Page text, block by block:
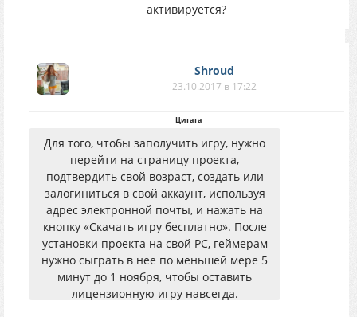
активируется?
Shroud
23.10.2017 в 17:22
Цитата
Для того, чтобы заполучить игру, нужно
перейти на страницу проекта,
подтвердить свой возраст, создать или
залогиниться в свой аккаунт, используя
адрес электронной почты, и нажать на
кнопку «Скачать игру бесплатно». После
установки проекта на свой PC, геймерам
нужно сыграть в нее по меньшей мере 5
минут до 1 ноября, чтобы оставить
лицензионную игру навсегда.